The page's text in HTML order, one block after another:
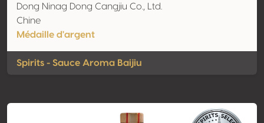
Dong Ninag Dong Cangjiu Co., Ltd.
Chine
Médaille d'argent
Spirits - Sauce Aroma Baijiu